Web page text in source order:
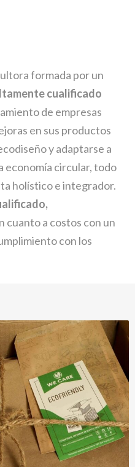
formada por un
cualificado
de empresas
en sus productos
y adaptarse a
economía circular, todo
holístico e integrador.
cuanto a costos con un
con los